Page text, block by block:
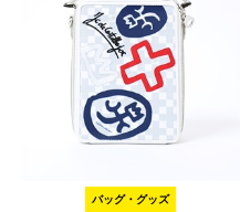
バッグ・グッズ